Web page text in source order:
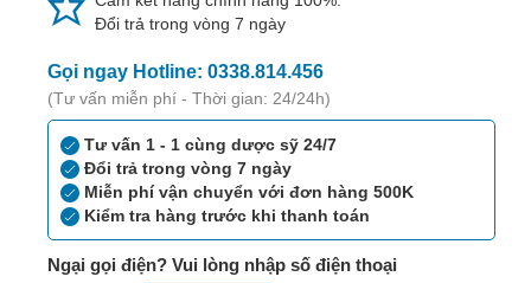
hóa
xương,
Khớp
Mắt
Kháng
Nhiễm
Đổi trả trong vòng 7 ngày
Gọi ngay Hotline: 0338.814.456
(Tư vấn miễn phí - Thời gian: 24/24h)
Tư vấn 1 - 1 cùng dược sỹ 24/7
Đổi trả trong vòng 7 ngày
Miễn phí vận chuyển với đơn hàng 500K
Kiểm tra hàng trước khi thanh toán
Ngại gọi điện? Vui lòng nhập số điện thoại